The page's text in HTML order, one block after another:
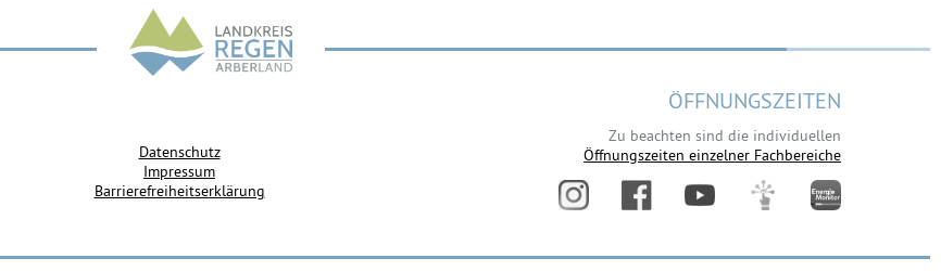
Datenschutz
Impressum
Barrierefreiheitserklärung
ÖFFNUNGSZEITEN
Zu beachten sind die individuellen
Öffnungszeiten einzelner Fachbereiche